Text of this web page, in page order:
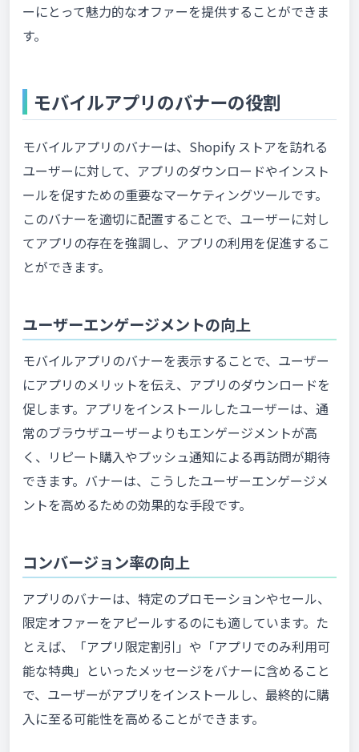
ーにとって魅力的なオファーを提供することができま
す。
モバイルアプリのバナーの役割
モバイルアプリのバナーは、Shopify ストアを訪れる
ユーザーに対して、アプリのダウンロードやインスト
ールを促すための重要なマーケティングツールです。
このバナーを適切に配置することで、ユーザーに対し
てアプリの存在を強調し、アプリの利用を促進するこ
とができます。
ユーザーエンゲージメントの向上
モバイルアプリのバナーを表示することで、ユーザー
にアプリのメリットを伝え、アプリのダウンロードを
促します。アプリをインストールしたユーザーは、通
常のブラウザユーザーよりもエンゲージメントが高
く、リピート購入やプッシュ通知による再訪問が期待
できます。バナーは、こうしたユーザーエンゲージメ
ントを高めるための効果的な手段です。
コンバージョン率の向上
アプリのバナーは、特定のプロモーションやセール、
限定オファーをアピールするのにも適しています。た
とえば、「アプリ限定割引」や「アプリでのみ利用可
能な特典」といったメッセージをバナーに含めること
で、ユーザーがアプリをインストールし、最終的に購
入に至る可能性を高めることができます。